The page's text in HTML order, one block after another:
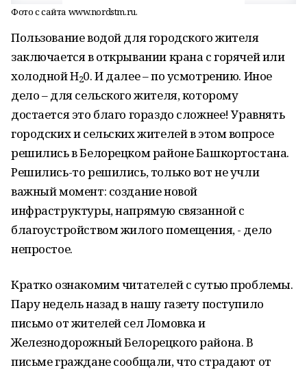
Фото с сайта www.nordstm.ru.
Пользование водой для городского жителя
заключается в открывании крана с горячей или
холодной H20. И далее – по усмотрению. Иное
дело – для сельского жителя, которому
достается это благо гораздо сложнее! Уравнять
городских и сельских жителей в этом вопросе
решились в Белорецком районе Башкортостана.
Решились-то решились, только вот не учли
важный момент: создание новой
инфраструктуры, напрямую связанной с
благоустройством жилого помещения, - дело
непростое.
Кратко ознакомим читателей с сутью проблемы.
Пару недель назад в нашу газету поступило
письмо от жителей сел Ломовка и
Железнодорожный Белорецкого района. В
письме граждане сообщали, что страдают от